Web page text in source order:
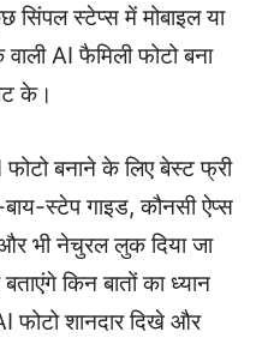
स्टेप्स में मोबाइल या
AI फैमिली फोटो बना
के।
बनाने के लिए बेस्ट फ्री
स्टेप गाइड, कौनसी ऐप्स
भी नेचुरल लुक दिया जा
किन बातों का ध्यान
फोटो शानदार दिखे और